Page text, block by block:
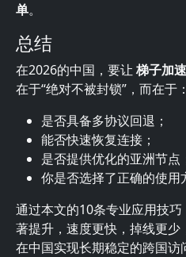
单。
总结
在2026的中国，要让 梯子加
在于“绝对不被封锁”，而在于：
是否具备多协议回退；
能否快速恢复连接；
是否提供优化的亚洲节点
你是否选择了正确的使用
通过本文的10条专业应用技
著提升，速度更快，掉线更
在中国实现长期稳定的跨国访